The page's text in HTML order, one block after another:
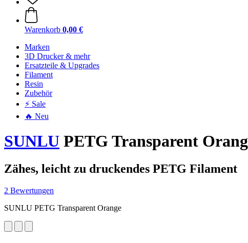
Warenkorb 0,00 €
Marken
3D Drucker & mehr
Ersatzteile & Upgrades
Filament
Resin
Zubehör
⚡ Sale
🔥 Neu
SUNLU PETG Transparent
Zähes, leicht zu druckendes PETG Filament
2 Bewertungen
SUNLU PETG Transparent Orange